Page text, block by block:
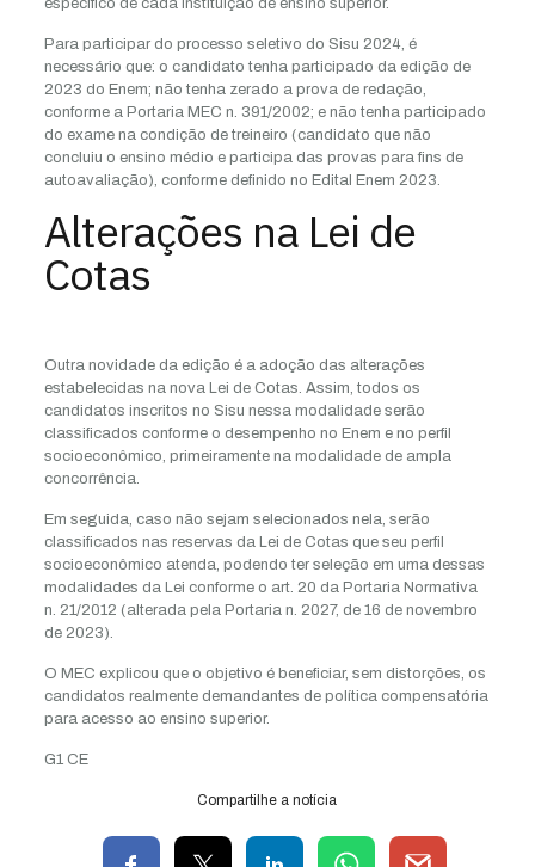
Para participar do processo seletivo do Sisu 2024, é
necessário que: o candidato tenha participado da edição de
2023 do Enem; não tenha zerado a prova de redação,
conforme a Portaria MEC n. 391/2002; e não tenha participado
do exame na condição de treineiro (candidato que não
concluiu o ensino médio e participa das provas para fins de
autoavaliação), conforme definido no Edital Enem 2023.
Alterações na Lei de
Cotas
Outra novidade da edição é a adoção das alterações
estabelecidas na nova Lei de Cotas. Assim, todos os
candidatos inscritos no Sisu nessa modalidade serão
classificados conforme o desempenho no Enem e no perfil
socioeconômico, primeiramente na modalidade de ampla
concorrência.
Em seguida, caso não sejam selecionados nela, serão
classificados nas reservas da Lei de Cotas que seu perfil
socioeconômico atenda, podendo ter seleção em uma dessas
modalidades da Lei conforme o art. 20 da Portaria Normativa
n. 21/2012 (alterada pela Portaria n. 2027, de 16 de novembro
de 2023).
O MEC explicou que o objetivo é beneficiar, sem distorções, os
candidatos realmente demandantes de política compensatória
para acesso ao ensino superior.
G1 CE
Compartilhe a notícia